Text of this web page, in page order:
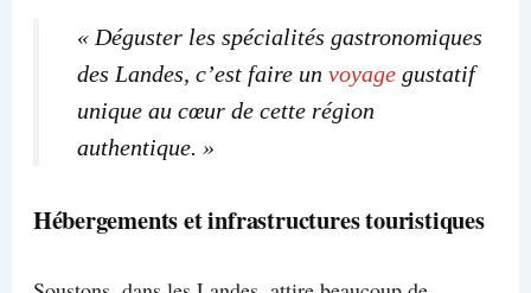
« Déguster les spécialités gastronomiques
des Landes, c’est faire un voyagegustatif
unique au cœur de cette région
authentique. »
Hébergements et infrastructures touristiques